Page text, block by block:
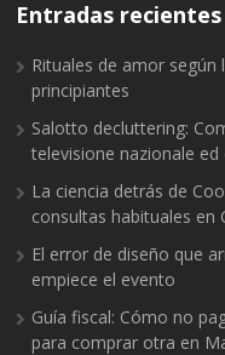
Entradas recientes
Rituales de amor según
principiantes
Salotto decluttering:
televisione nazionale
La ciencia detrás de
consultas habituales en
El error de diseño que
empiece el evento
Guía fiscal: Cómo no
para comprar otra en